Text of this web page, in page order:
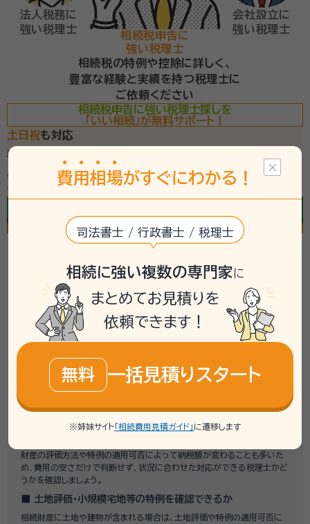
法人税務に
強い税理士
相続税申告に
強い税理士
会社設立に
強い税理士
相続税の特例や控除に詳しく、
豊富な経験と実績を持つ税理士に
ご依頼ください
相続税申告に強い税理士探しを
「いい相続」が無料サポート！
土日祝も対応
専門相談員への
必ずもらえる2つの特典
チェックリスト手続きガイド
今すぐ電話で無料相談
通話無料／24時間受付中
専門相談員が常駐（平日9-19時/土日祝9-18時）
Webで無料相談
相続税申告に強い税理士の選び方
相続税申告を依頼する前に確認しておくべきこと
相続税申告を税理士に依頼する際は、費用や相談しやすさだけでなく、相
続財産の内容に合った対応ができるかを確認しておくことが大切です。
たとえば、土地や建物などの不動産がある場合、生前贈与を受けている場
合、相続人が複数いる場合、申告期限が近い場合などは、確認すべき内容
が多くなります。
相続税申告の実績があるか
土地や不動産の評価に対応できるか
税務調査を見据えた資料整理や申告書作成ができるか
二次相続や生前贈与までふまえた相談ができるか
財産の評価方法や特例の適用可否によって納税額が変わることも多いた
め、費用の安さだけで判断せず、状況に合わせた対応ができる税理士かど
うかを確認しましょう。
土地評価・小規模宅地等の特例を確認できるか
相続財産に土地や建物が含まれる場合は、土地評価や特例の適用可否に
費用 相場がすぐにわかる！
司法書士 / 行政書士 / 税理士
相続に強い複数の専門家に
まとめてお見積りを
依頼できます！
無料 一括見積りスタート
※姉妹サイト 「相続費用見積ガイド」 に遷移します